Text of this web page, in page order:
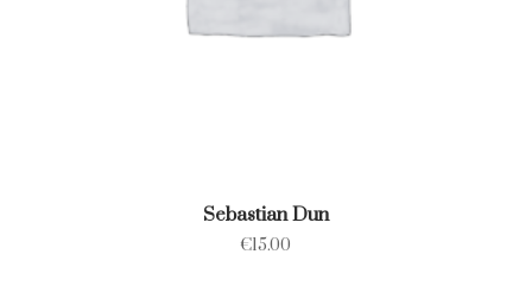
Sebastian Dun
€15.00